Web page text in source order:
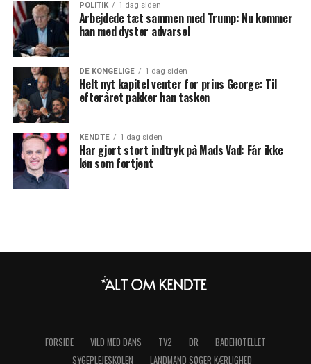
POLITIK 1 dag siden
Arbejdede tæt sammen med Trump: Nu kommer
han med dyster advarsel
DE KONGELIGE 1 dag siden
Helt nyt kapitel venter for prins George: Til
efteråret pakker han tasken
KENDTE 1 dag siden
Har gjort stort indtryk på Mads Vad: Får ikke
løn som fortjent
FORSIDE VILD MED DANS TV2 DR
BADEHOTELLET
SYGEPLEJESKOLEN
LANDMAND SØGER KÆRLIGHED